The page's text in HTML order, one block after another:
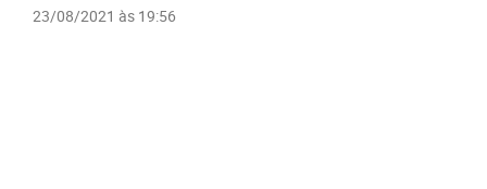
23/08/2021 às 19:56